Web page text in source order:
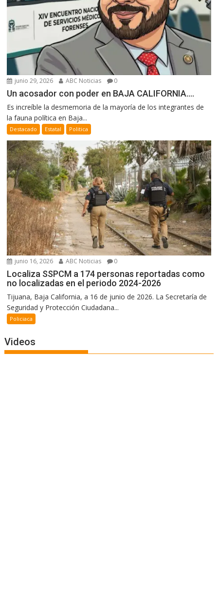
junio 29, 2026 ABC Noticias 0
Un acosador con poder en BAJA CALIFORNIA….
Es increíble la desmemoria de la mayoría de los integrantes de
la fauna política en Baja...
Destacado Estatal Politica
junio 16, 2026 ABC Noticias 0
Localiza SSPCM a 174 personas reportadas como
no localizadas en el periodo 2024-2026
Tijuana, Baja California, a 16 de junio de 2026. La Secretaría de
Seguridad y Protección Ciudadana...
Policiaca
Videos